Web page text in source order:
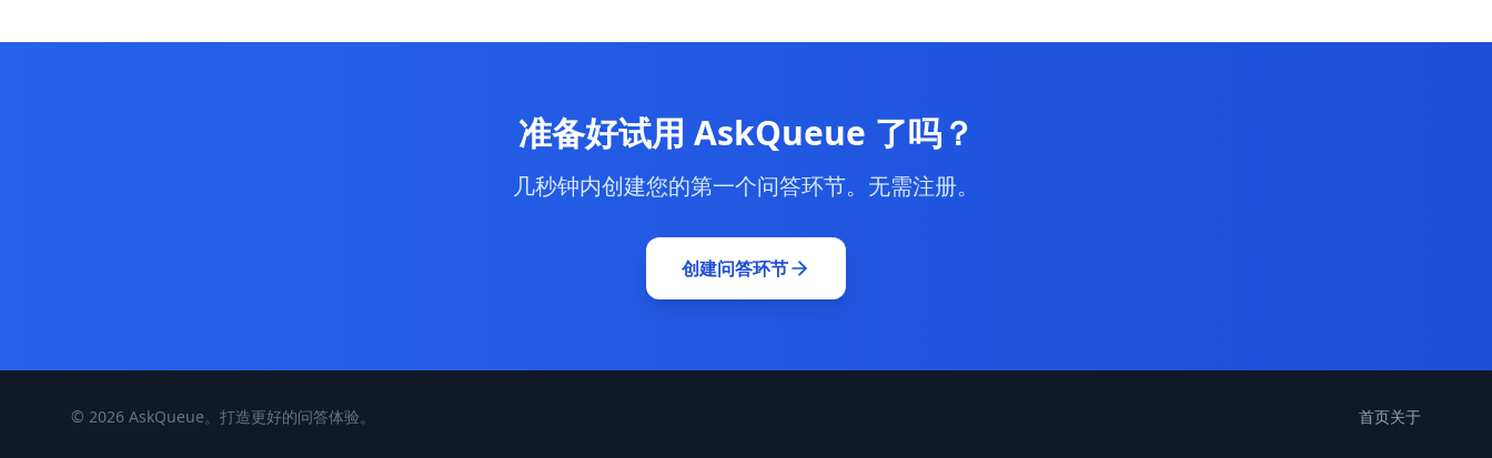
准备好试用 AskQueue 了吗？
几秒钟内创建您的第一个问答环节。无需注册。
创建问答环节
© 2026 AskQueue。打造更好的问答体验。 首页关于